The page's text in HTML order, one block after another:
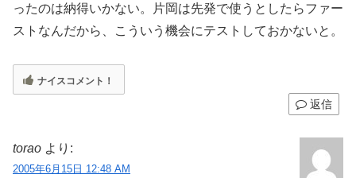
ったのは納得いかない。片岡は先発で使うとしたらファー
ストなんだから、こういう機会にテストしておかないと。
ナイスコメント！
返信
torao より:
2005年6月15日 12:48 AM